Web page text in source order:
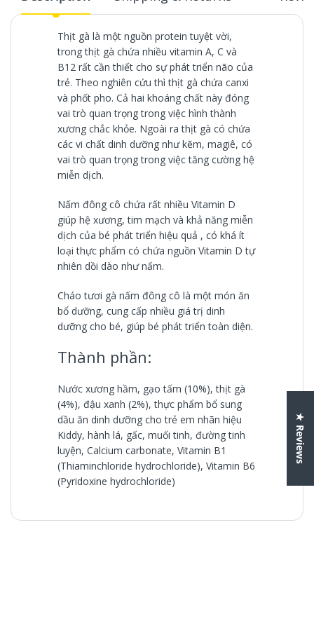
Thịt gà là một nguồn protein tuyệt vời,
trong thịt gà chứa nhiều vitamin A, C và
B12 rất cần thiết cho sự phát triển não của
trẻ. Theo nghiên cứu thì thịt gà chứa canxi
và phốt pho. Cả hai khoáng chất này đóng
vai trò quan trọng trong việc hình thành
xương chắc khỏe. Ngoài ra thịt gà có chứa
các vi chất dinh dưỡng như kẽm, magiê, có
vai trò quan trọng trong việc tăng cường hệ
miễn dịch.
Nấm đông cô chứa rất nhiều Vitamin D
giúp hệ xương, tim mạch và khả năng miễn
dịch của bé phát triển hiệu quả , có khá ít
loại thực phẩm có chứa nguồn Vitamin D tự
nhiên dồi dào như nấm.
Cháo tươi gà nấm đông cô là một món ăn
bổ dưỡng, cung cấp nhiều giá trị dinh
dưỡng cho bé, giúp bé phát triển toàn diện.
Thành phần:
Nước xương hầm, gạo tấm (10%), thịt gà
(4%), đậu xanh (2%), thực phẩm bổ sung
dầu ăn dinh dưỡng cho trẻ em nhãn hiệu
Kiddy, hành lá, gấc, muối tinh, đường tinh
luyện, Calcium carbonate, Vitamin B1
(Thiaminchloride hydrochloride), Vitamin B6
(Pyridoxine hydrochloride)
nhiều vitamin A, C và B12 rất cần thiết cho sự phát triển
Customer Reviews
★ Reviews